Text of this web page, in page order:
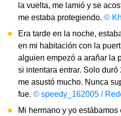
la vuelta, me lamió y se
me estaba protegiendo. ©
Era tarde en la noche,
en mi habitación con la
alguien empezó a arañar la
si intentara entrar. Solo
me asustó mucho. Nunca
fue. © speedy_162005 /
Mi hermano y yo